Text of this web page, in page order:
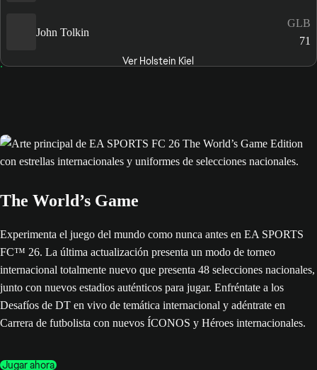
John Tolkin
GLB
71
Ver Holstein Kiel
The World’s Game
Experimenta el juego del mundo como nunca antes en EA SPORTS
FC™ 26. La última actualización presenta un modo de torneo
internacional totalmente nuevo que presenta 48 selecciones nacionales,
junto con nuevos estadios auténticos para jugar. Enfréntate a los
Desafíos de DT en vivo de temática internacional y adéntrate en
Carrera de futbolista con nuevos ÍCONOS y Héroes internacionales.
Jugar ahora